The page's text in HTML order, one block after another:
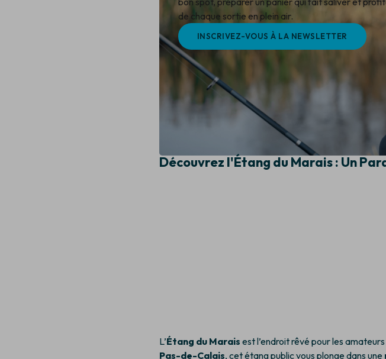
de chaque sortie en plein air.
INSCRIVEZ-VOUS À LA NEWSLETTER
Découvrez l'Étang du Marais : Un
L’Étang du Marais est l’endroit rêvé pour les
Pas-de-Calais, cet étang public vous plonge dans une